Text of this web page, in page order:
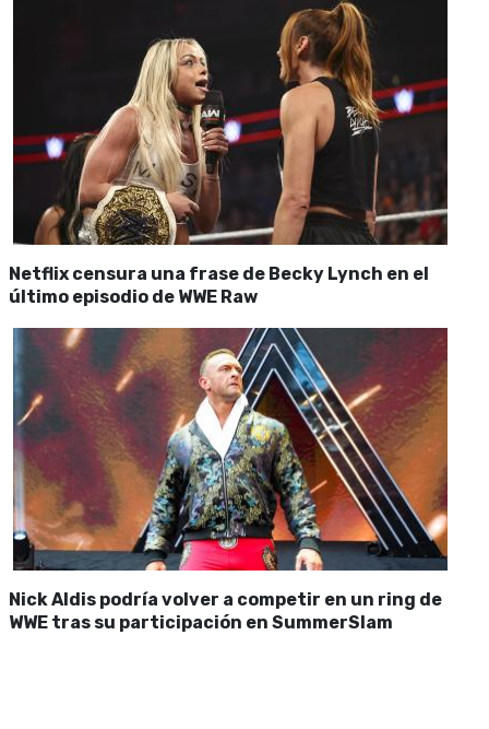
Netflix censura una frase de Becky Lynch en el
último episodio de WWE Raw
Nick Aldis podría volver a competir en un ring de
WWE tras su participación en SummerSlam